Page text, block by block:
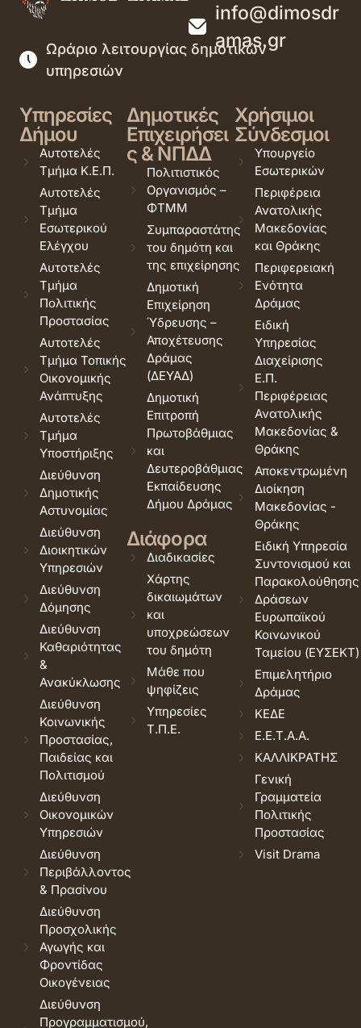
info@dimosdr
amas.gr
Ωράριο λειτουργίας δημοτικών
υπηρεσιών
Υπηρεσίες
Δήμου
Αυτοτελές
Τμήμα Κ.Ε.Π.
Αυτοτελές
Τμήμα
Εσωτερικού
Ελέγχου
Αυτοτελές
Τμήμα
Πολιτικής
Προστασίας
Αυτοτελές
Τμήμα Τοπικής
Οικονομικής
Ανάπτυξης
Αυτοτελές
Τμήμα
Υποστήριξης
Διεύθυνση
Δημοτικής
Αστυνομίας
Διεύθυνση
Διοικητικών
Υπηρεσιών
Διεύθυνση
Δόμησης
Διεύθυνση
Καθαριότητας
&
Ανακύκλωσης
Διεύθυνση
Κοινωνικής
Προστασίας,
Παιδείας και
Πολιτισμού
Διεύθυνση
Οικονομικών
Υπηρεσιών
Διεύθυνση
Περιβάλλοντος
& Πρασίνου
Διεύθυνση
Προσχολικής
Αγωγής και
Φροντίδας
Οικογένειας
Διεύθυνση
Προγραμματισμού,
Δημοτικές
Επιχειρήσει
ς & ΝΠΔΔ
Πολιτιστικός
Οργανισμός –
ΦΤΜΜ
Συμπαραστάτης
του δημότη και
της επιχείρησης
Δημοτική
Επιχείρηση
Ύδρευσης –
Αποχέτευσης
Δράμας
(ΔΕΥΑΔ)
Δημοτική
Επιτροπή
Πρωτοβάθμιας
και
Δευτεροβάθμιας
Εκπαίδευσης
Δήμου Δράμας
Διάφορα
Διαδικασίες
Χάρτης
δικαιωμάτων
και
υποχρεώσεων
του δημότη
Μάθε που
ψηφίζεις
Υπηρεσίες
Τ.Π.Ε.
Χρήσιμοι
Σύνδεσμοι
Υπουργείο
Εσωτερικών
Περιφέρεια
Ανατολικής
Μακεδονίας
και Θράκης
Περιφερειακή
Ενότητα
Δράμας
Ειδική
Υπηρεσίας
Διαχείρισης
Ε.Π.
Περιφέρειας
Ανατολικής
Μακεδονίας &
Θράκης
Αποκεντρωμένη
Διοίκηση
Μακεδονίας -
Θράκης
Ειδική Υπηρεσία
Συντονισμού και
Παρακολούθησης
Δράσεων
Ευρωπαϊκού
Κοινωνικού
Ταμείου (ΕΥΣΕΚΤ)
Επιμελητήριο
Δράμας
ΚΕΔΕ
Ε.Ε.Τ.Α.Α.
ΚΑΛΛΙΚΡΑΤΗΣ
Γενική
Γραμματεία
Πολιτικής
Προστασίας
Visit Drama